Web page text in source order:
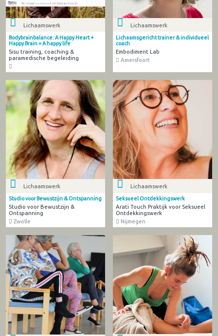
Lichaamswerk
Bodybrainbalance: A Happy Heart +
Happy Brain = A happy life
Sisu training, coaching &
paramedische begeleiding
Lichaamswerk
Lichaamsgericht trainer & individueel
coach
Embodiment Lab
Amersfoort
Lichaamswerk
Studio voor Bewustzijn & Ontspanning
Studio voor Bewustzijn &
Ontspanning
Zwolle
Lichaamswerk
Seksueel Ontdekkingswerk
Arati Touch Praktijk voor Seksueel
Ontdekkingswerk
Nijmegen